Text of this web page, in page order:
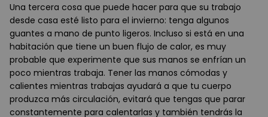
Una tercera cosa que puede hacer para que su trabajo
desde casa esté listo para el invierno: tenga algunos
guantes a mano de punto ligeros. Incluso si está en una
habitación que tiene un buen flujo de calor, es muy
probable que experimente que sus manos se enfrían un
poco mientras trabaja. Tener las manos cómodas y
calientes mientras trabajas ayudará a que tu cuerpo
produzca más circulación, evitará que tengas que parar
constantemente para calentarlas y también tendrás la